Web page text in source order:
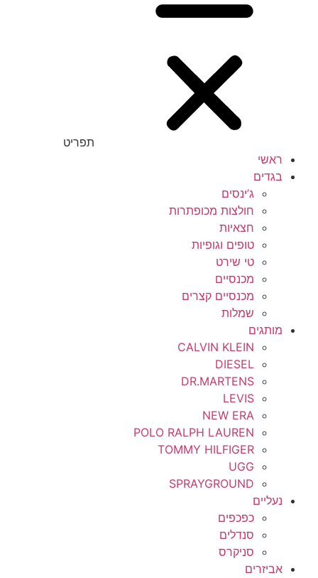
תפריט
ראשי
בגדים
ג’ינסים
חולצות מכופתרות
חצאיות
טופים וגופיות
טי שירט
מכנסיים
מכנסיים קצרים
שמלות
מותגים
CALVIN KLEIN
DIESEL
DR.MARTENS
LEVIS
NEW ERA
POLO RALPH LAUREN
TOMMY HILFIGER
UGG
SPRAYGROUND
נעליים
כפכפים
סנדלים
סניקרס
אביזרים